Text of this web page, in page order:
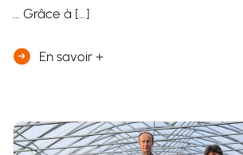
… Grâce à […]
En savoir +